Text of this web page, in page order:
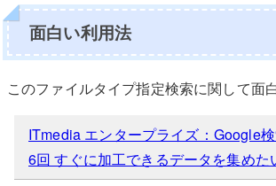
面白い利用法
このファイルタイプ指定検索に関して面
ITmedia エンタープライズ：Google
6回 すぐに加工できるデータを集めた